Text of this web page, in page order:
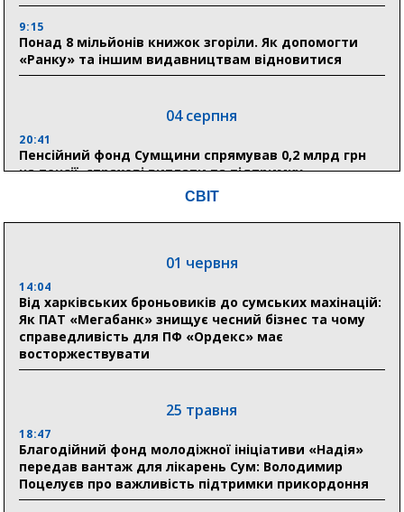
9:15
Понад 8 мільйонів книжок згоріли. Як допомогти
«Ранку» та іншим видавництвам відновитися
04 серпня
20:41
Пенсійний фонд Сумщини спрямував 0,2 млрд грн
на пенсії, страхові виплати та підтримку
Романько розширює програму відпочинку дітей із
прифронтової Сумщини: перша група оздоровилася
в Австрії
18:30
Ніколаєнко: у Сумах погодили 115 компенсацій на
31 липня
21:01
До 19 400 гривень на паливо: Пенсійний фонд
Сумщини пояснив, як отримати допомогу на зиму
СВІТ
01 червня
14:04
Від харківських броньовиків до сумських махінацій:
Як ПАТ «Мегабанк» знищує чесний бізнес та чому
справедливість для ПФ «Ордекс» має
восторжествувати
25 травня
18:47
Благодійний фонд молодіжної ініціативи «Надія»
передав вантаж для лікарень Сум: Володимир
Поцелуєв про важливість підтримки прикордоння